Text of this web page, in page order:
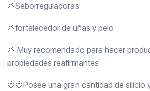
🌱Seborreguladoras
🌱fortalecedor de uñas y pelo
🌱 Muy recomendado para hacer
propiedades reafirmantes
🍓🍓Posee una gran cantidad de silicio